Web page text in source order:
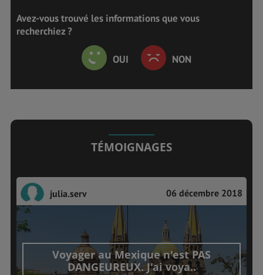
Avez-vous trouvé les informations que vous
recherchiez ?
OUI NON
TÉMOIGNAGES
julia.serv 06 décembre 2018
Voyager au Mexique n'est PAS
DANGEUREUX. J'ai voya..